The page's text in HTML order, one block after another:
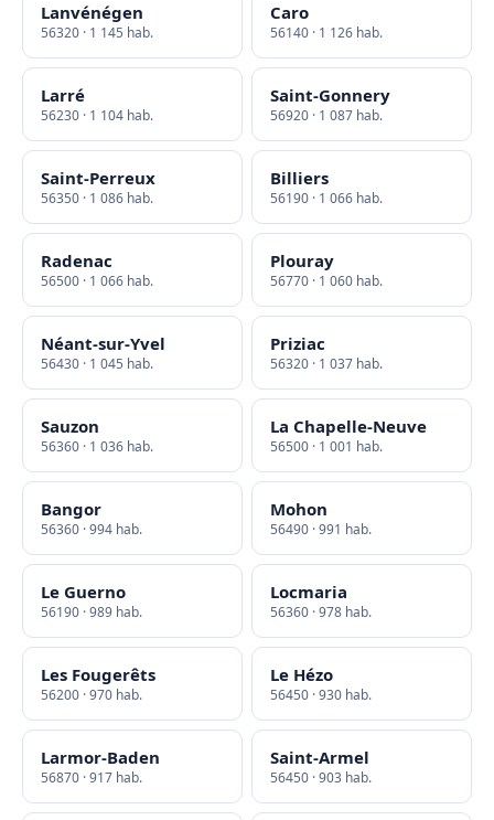
Lanvénégen
56320 · 1 145 hab.
Caro
56140 · 1 126 hab.
Larré
56230 · 1 104 hab.
Saint-Gonnery
56920 · 1 087 hab.
Saint-Perreux
56350 · 1 086 hab.
Billiers
56190 · 1 066 hab.
Radenac
56500 · 1 066 hab.
Plouray
56770 · 1 060 hab.
Néant-sur-Yvel
56430 · 1 045 hab.
Priziac
56320 · 1 037 hab.
Sauzon
56360 · 1 036 hab.
La Chapelle-Neuve
56500 · 1 001 hab.
Bangor
56360 · 994 hab.
Mohon
56490 · 991 hab.
Le Guerno
56190 · 989 hab.
Locmaria
56360 · 978 hab.
Les Fougerêts
56200 · 970 hab.
Le Hézo
56450 · 930 hab.
Larmor-Baden
56870 · 917 hab.
Saint-Armel
56450 · 903 hab.